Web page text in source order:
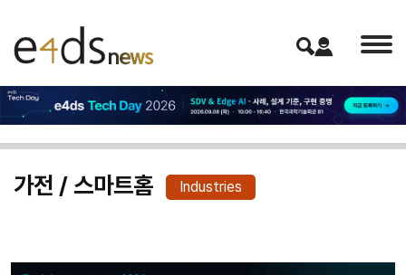
가전 / 스마트홈 Industries